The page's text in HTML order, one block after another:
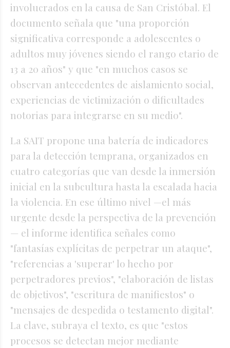
involucrados en la causa de San Cristóbal. El
documento señala que "una proporción
significativa corresponde a adolescentes o
adultos muy jóvenes siendo el rango etario de
13 a 20 años" y que "en muchos casos se
observan antecedentes de aislamiento social,
experiencias de victimización o dificultades
notorias para integrarse en su medio".
La SAIT propone una batería de indicadores
para la detección temprana, organizados en
cuatro categorías que van desde la inmersión
inicial en la subcultura hasta la escalada hacia
la violencia. En ese último nivel —el más
urgente desde la perspectiva de la prevención
— el informe identifica señales como
"fantasías explícitas de perpetrar un ataque",
"referencias a 'superar' lo hecho por
perpetradores previos", "elaboración de listas
de objetivos", "escritura de manifiestos" o
"mensajes de despedida o testamento digital".
La clave, subraya el texto, es que "estos
procesos se detectan mejor mediante